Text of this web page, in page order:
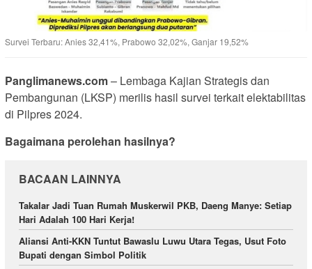
Survei Terbaru: Anies 32,41%, Prabowo 32,02%, Ganjar 19,52%
Panglimanews.com– Lembaga Kajian Strategis dan
Pembangunan (LKSP) merilis hasil survei terkait elektabilitas
di Pilpres 2024.
Bagaimana perolehan hasilnya?
BACAAN LAINNYA
Takalar Jadi Tuan Rumah Muskerwil PKB, Daeng Manye: Setiap
Hari Adalah 100 Hari Kerja!
Aliansi Anti-KKN Tuntut Bawaslu Luwu Utara Tegas, Usut Foto
Bupati dengan Simbol Politik